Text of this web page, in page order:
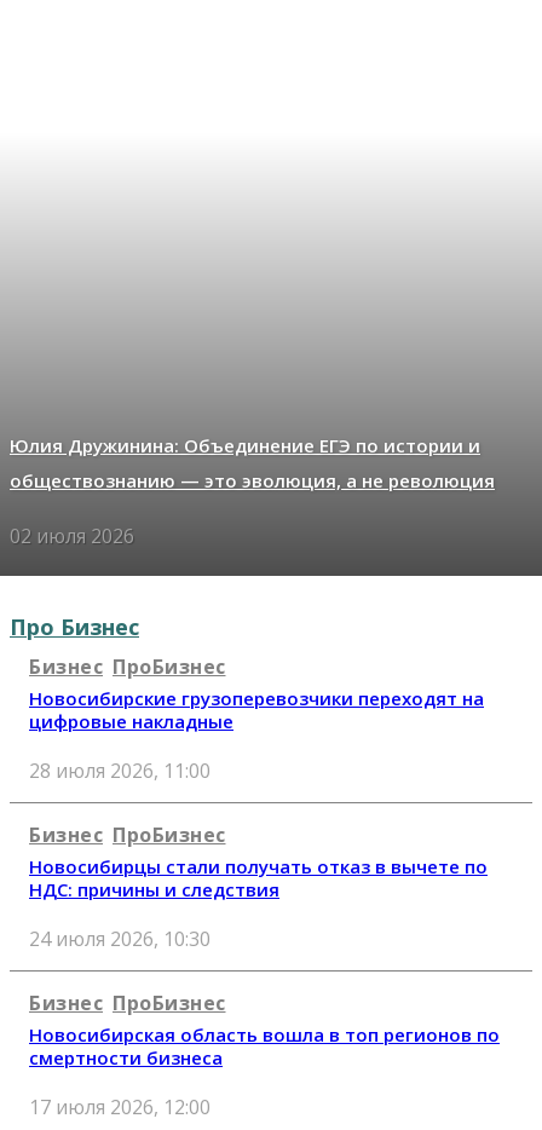
Юлия Дружинина: Объединение ЕГЭ по истории и
обществознанию — это эволюция, а не революция
02 июля 2026
Про Бизнес
Бизнес ПроБизнес
Новосибирские грузоперевозчики переходят на
цифровые накладные
28 июля 2026, 11:00
Бизнес ПроБизнес
Новосибирцы стали получать отказ в вычете по
НДС: причины и следствия
24 июля 2026, 10:30
Бизнес ПроБизнес
Новосибирская область вошла в топ регионов по
смертности бизнеса
17 июля 2026, 12:00